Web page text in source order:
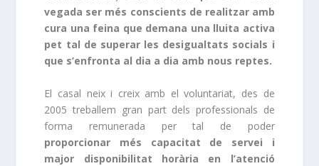
vegada ser més conscients de realitzar amb
cura una feina que demana una lluita activa
pet tal de superar les desigualtats socials i
que s’enfronta al dia a dia amb nous reptes.
El casal neix i creix amb el voluntariat, des de
2005 treballem gran part dels professionals de
forma remunerada per tal de poder
proporcionar més capacitat de servei i
major disponibilitat horària en l’atenció